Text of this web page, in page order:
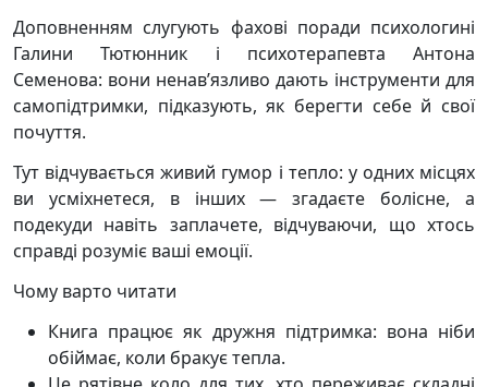
Доповненням слугують фахові поради психологині
Галини Тютюнник і психотерапевта Антона
Семенова: вони ненав’язливо дають інструменти для
самопідтримки, підказують, як берегти себе й свої
почуття.
Тут відчувається живий гумор і тепло: у одних місцях
ви усміхнетеся, в інших — згадаєте болісне, а
подекуди навіть заплачете, відчуваючи, що хтось
справді розуміє ваші емоції.
Чому варто читати
Книга працює як дружня підтримка: вона ніби
обіймає, коли бракує тепла.